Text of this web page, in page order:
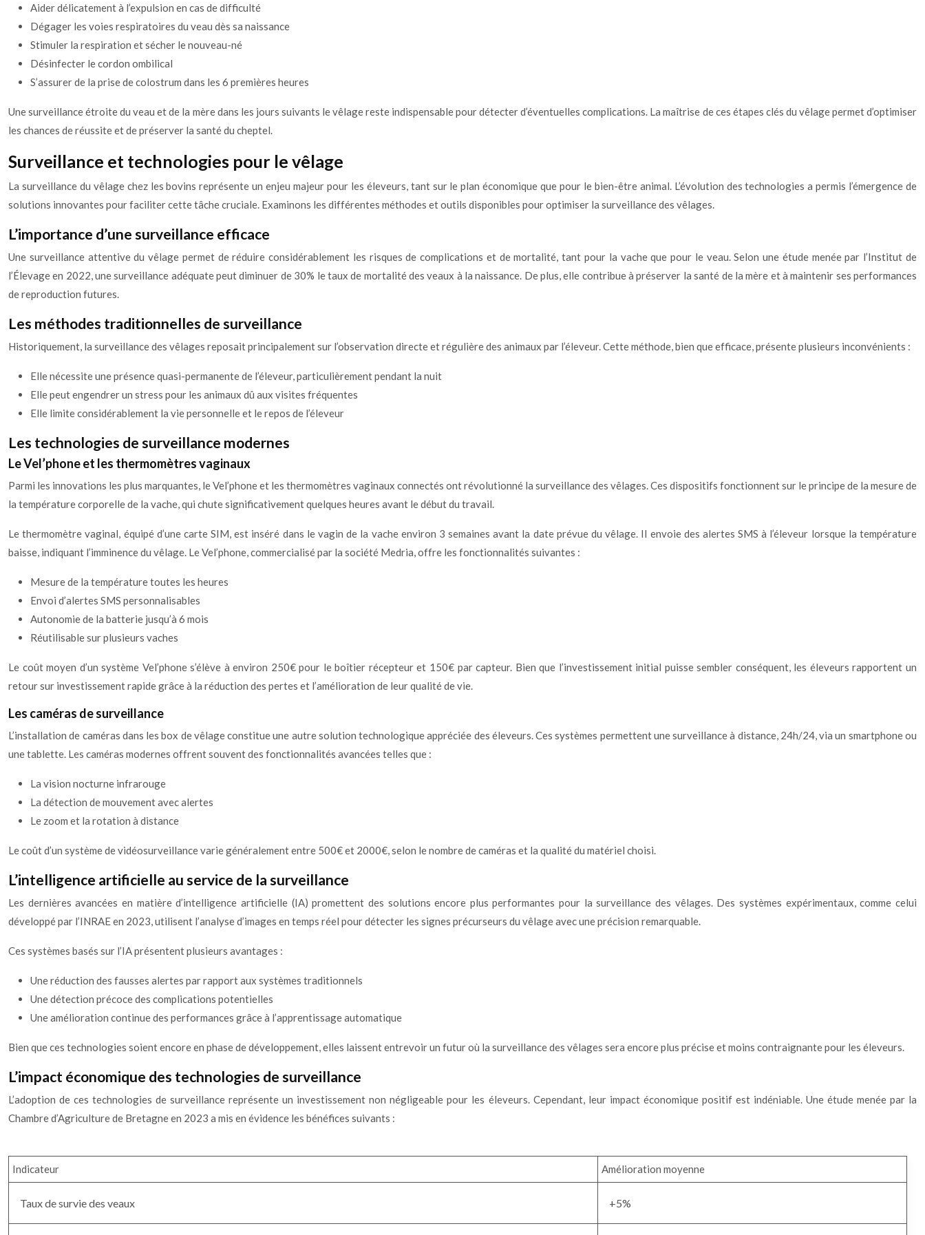
Aider délicatement à l’expulsion en cas de difficulté
Dégager les voies respiratoires du veau dès sa naissance
Stimuler la respiration et sécher le nouveau-né
Désinfecter le cordon ombilical
S’assurer de la prise de colostrum dans les 6 premières heures
Une surveillance étroite du veau et de la mère dans les jours suivants le vêlage reste indispensable pour détecter d’éventuelles complications. La maîtrise de ces étapes clés du vêlage permet d’optimiser
les chances de réussite et de préserver la santé du cheptel.
Surveillance et technologies pour le vêlage
La surveillance du vêlage chez les bovins représente un enjeu majeur pour les éleveurs, tant sur le plan économique que pour le bien-être animal. L’évolution des technologies a permis l’émergence de
solutions innovantes pour faciliter cette tâche cruciale. Examinons les différentes méthodes et outils disponibles pour optimiser la surveillance des vêlages.
L’importance d’une surveillance efficace
Une surveillance attentive du vêlage permet de réduire considérablement les risques de complications et de mortalité, tant pour la vache que pour le veau. Selon une étude menée par l’Institut de
l’Élevage en 2022, une surveillance adéquate peut diminuer de 30% le taux de mortalité des veaux à la naissance. De plus, elle contribue à préserver la santé de la mère et à maintenir ses performances
de reproduction futures.
Les méthodes traditionnelles de surveillance
Historiquement, la surveillance des vêlages reposait principalement sur l’observation directe et régulière des animaux par l’éleveur. Cette méthode, bien que efficace, présente plusieurs inconvénients :
Elle nécessite une présence quasi-permanente de l’éleveur, particulièrement pendant la nuit
Elle peut engendrer un stress pour les animaux dû aux visites fréquentes
Elle limite considérablement la vie personnelle et le repos de l’éleveur
Les technologies de surveillance modernes
Le Vel’phone et les thermomètres vaginaux
Parmi les innovations les plus marquantes, le Vel’phone et les thermomètres vaginaux connectés ont révolutionné la surveillance des vêlages. Ces dispositifs fonctionnent sur le principe de la mesure de
la température corporelle de la vache, qui chute significativement quelques heures avant le début du travail.
Le thermomètre vaginal, équipé d’une carte SIM, est inséré dans le vagin de la vache environ 3 semaines avant la date prévue du vêlage. Il envoie des alertes SMS à l’éleveur lorsque la température
baisse, indiquant l’imminence du vêlage. Le Vel’phone, commercialisé par la société Medria, offre les fonctionnalités suivantes :
Mesure de la température toutes les heures
Envoi d’alertes SMS personnalisables
Autonomie de la batterie jusqu’à 6 mois
Réutilisable sur plusieurs vaches
Le coût moyen d’un système Vel’phone s’élève à environ 250€ pour le boîtier récepteur et 150€ par capteur. Bien que l’investissement initial puisse sembler conséquent, les éleveurs rapportent un
retour sur investissement rapide grâce à la réduction des pertes et l’amélioration de leur qualité de vie.
Les caméras de surveillance
L’installation de caméras dans les box de vêlage constitue une autre solution technologique appréciée des éleveurs. Ces systèmes permettent une surveillance à distance, 24h/24, via un smartphone ou
une tablette. Les caméras modernes offrent souvent des fonctionnalités avancées telles que :
La vision nocturne infrarouge
La détection de mouvement avec alertes
Le zoom et la rotation à distance
Le coût d’un système de vidéosurveillance varie généralement entre 500€ et 2000€, selon le nombre de caméras et la qualité du matériel choisi.
L’intelligence artificielle au service de la surveillance
Les dernières avancées en matière d’intelligence artificielle (IA) promettent des solutions encore plus performantes pour la surveillance des vêlages. Des systèmes expérimentaux, comme celui
développé par l’INRAE en 2023, utilisent l’analyse d’images en temps réel pour détecter les signes précurseurs du vêlage avec une précision remarquable.
Ces systèmes basés sur l’IA présentent plusieurs avantages :
Une réduction des fausses alertes par rapport aux systèmes traditionnels
Une détection précoce des complications potentielles
Une amélioration continue des performances grâce à l’apprentissage automatique
Bien que ces technologies soient encore en phase de développement, elles laissent entrevoir un futur où la surveillance des vêlages sera encore plus précise et moins contraignante pour les éleveurs.
L’impact économique des technologies de surveillance
L’adoption de ces technologies de surveillance représente un investissement non négligeable pour les éleveurs. Cependant, leur impact économique positif est indéniable. Une étude menée par la
Chambre d’Agriculture de Bretagne en 2023 a mis en évidence les bénéfices suivants :
Indicateur Amélioration moyenne
Taux de survie des veaux +5%